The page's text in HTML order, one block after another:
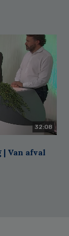
32:08
| Van afval